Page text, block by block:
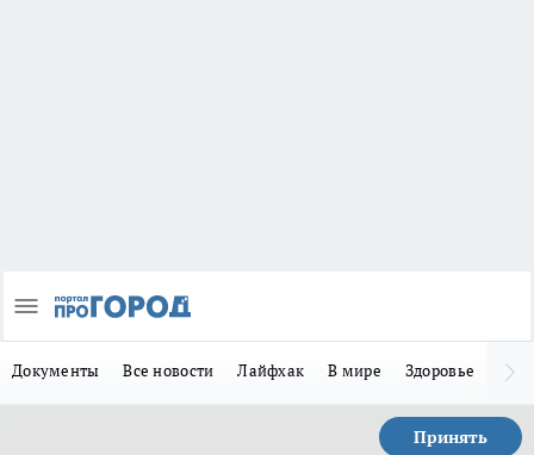
Документы Все новости Лайфхак В мире Здоровье
Принять